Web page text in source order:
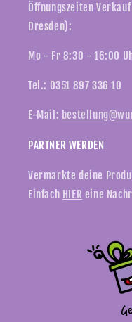
Öffnungszeiten
Dresden):
Mo - Fr 8:30 - 16:00
Tel.: 0351 897 336 10
E-Mail:
PARTNER WERDEN
Vermarkte deine
Einfach HIER eine